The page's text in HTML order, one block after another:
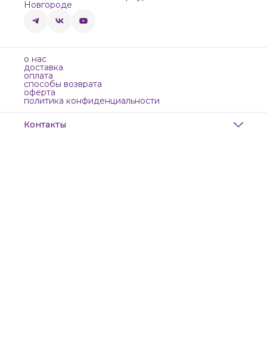
Новгороде
о нас
доставка
оплата
способы возврата
оферта
политика конфиденциальности
Контакты